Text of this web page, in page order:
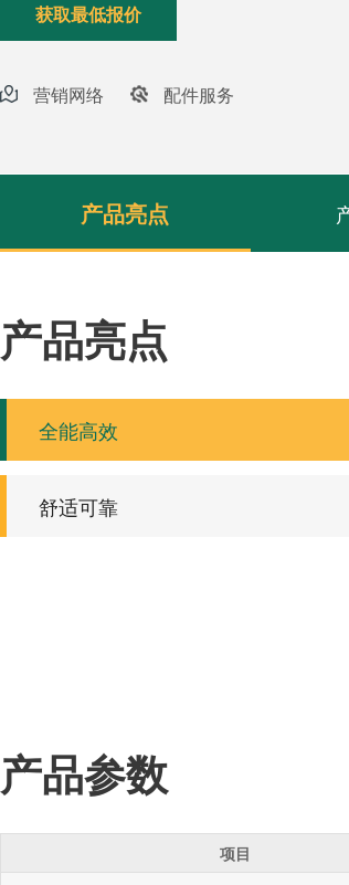
获取最低报价
营销网络 配件服务
产品亮点
产品亮点
全能高效
舒适可靠
产品参数
项目